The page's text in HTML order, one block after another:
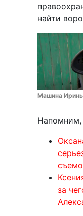
найти
Машина
Напомним,
за